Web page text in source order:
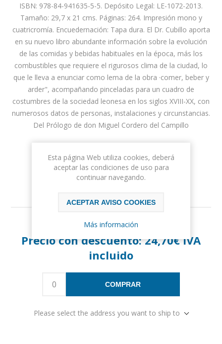
ISBN: 978-84-941635-5-5. Depósito Legal: LE-1072-2013.
Tamaño: 29,7 x 21 cms. Páginas: 264. Impresión mono y
cuatricromía. Encuedernación: Tapa dura. El Dr. Cubillo aporta
en su nuevo libro abundante información sobre la evolución
de las comidas y bebidas habituales en la época, más los
combustibles que requiere el rigurosos clima de la ciudad, lo
que le lleva a enunciar como lema de la obra ·comer, beber y
arder", acompañando pinceladas para un cuadro de
costumbres de la sociedad leonesa en los siglos XVIII-XX, con
numerosos datos de personas, instalaciones y circunstancias.
Del Prólogo de don Miguel Cordero del Campillo
Precio: 26,00€ IVA incluido
Precio con descuento: 24,70€ IVA
incluido
COMPRAR
Please select the address you want to ship to
Esta página Web utiliza cookies, deberá
aceptar las condiciones de uso para
continuar navegando.
ACEPTAR AVISO COOKIES
Más información